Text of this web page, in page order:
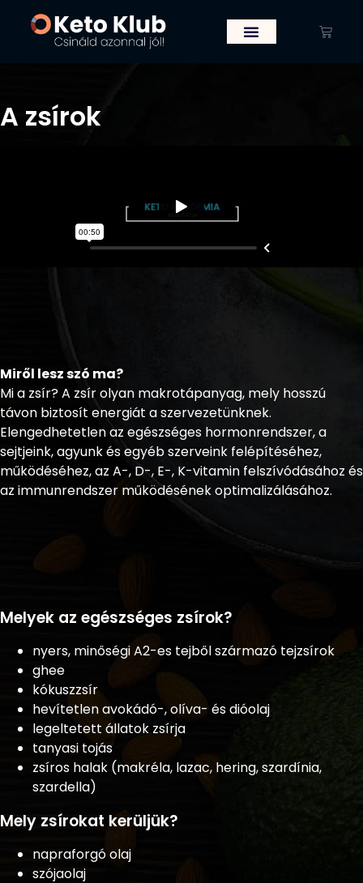
A zsírok
Miről lesz szó ma?
Mi a zsír? A zsír olyan makrotápanyag, mely hosszú
távon biztosít energiát a szervezetünknek.
Elengedhetetlen az egészséges hormonrendszer, a
sejtjeink, agyunk és egyéb szerveink felépítéséhez,
működéséhez, az A-, D-, E-, K-vitamin felszívódásához és
az immunrendszer működésének optimalizálásához.
Melyek az egészséges zsírok?
nyers, minőségi A2-es tejből származó tejzsírok
ghee
kókuszzsír
hevítetlen avokádó-, olíva- és dióolaj
legeltetett állatok zsírja
tanyasi tojás
zsíros halak (makréla, lazac, hering, szardínia,
szardella)
Mely zsírokat kerüljük?
napraforgó olaj
szójaolaj